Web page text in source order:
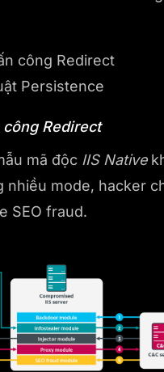
công Redirect
Persistence
Redirect
mã độc IIS Native
nhiều mode, hacker
SEO fraud.